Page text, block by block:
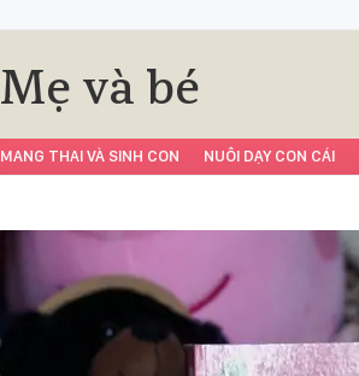
Mẹ và bé
MANG THAI VÀ SINH CON NUÔI DẠY CON CÁI